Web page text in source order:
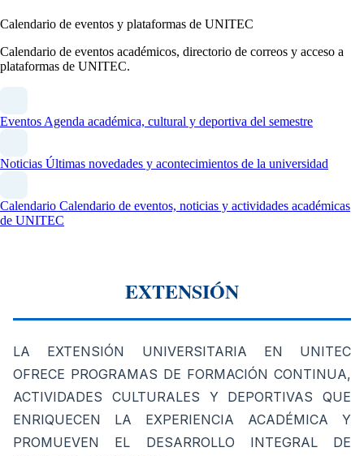
Calendario de eventos y plataformas de UNITEC
Calendario de eventos académicos, directorio de correos y acceso a
plataformas de UNITEC.
Eventos Agenda académica, cultural y deportiva del semestre
Noticias Últimas novedades y acontecimientos de la universidad
Calendario Calendario de eventos, noticias y actividades académicas
de UNITEC
EXTENSIÓN
LA EXTENSIÓN UNIVERSITARIA EN UNITEC
OFRECE PROGRAMAS DE FORMACIÓN CONTINUA,
ACTIVIDADES CULTURALES Y DEPORTIVAS QUE
ENRIQUECEN LA EXPERIENCIA ACADÉMICA Y
PROMUEVEN EL DESARROLLO INTEGRAL DE